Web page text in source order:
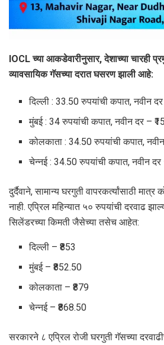
IOCL च्या आकडेवारीनुसार, देशाच्या चारही
व्यावसायिक गॅसच्या दरात घसरण झाली आहे:
दिल्ली : 33.50 रुपयांची कपात, नवीन
मुंबई : 34 रुपयांची कपात, नवीन दर –
कोलकाता : 34.50 रुपयांची कपात,
चेन्नई : 34.50 रुपयांची कपात, नवीन
दुर्दैवाने, सामान्य घरगुती वापरकर्त्यांसाठी मात्र
नाही. एप्रिल महिन्यात ५० रुपयांची दरवाढ
सिलेंडरच्या किमती जैसेच्या तसेच आहेत:
दिल्ली – ₹853
मुंबई – ₹852.50
कोलकाता – ₹879
चेन्नई – ₹868.50
सरकारने ८ एप्रिल रोजी घरगुती गॅसच्या